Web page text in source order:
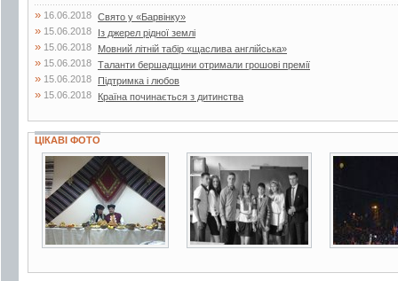
» 16.06.2018 Свято у «Барвінку»
» 15.06.2018 Із джерел рідної землі
» 15.06.2018 Мовний літній табір «щаслива англійська»
» 15.06.2018 Таланти бершадщини отримали грошові премії
» 15.06.2018 Підтримка і любов
» 15.06.2018 Країна починається з дитинства
ЦІКАВІ ФОТО
5 фото 2 фото